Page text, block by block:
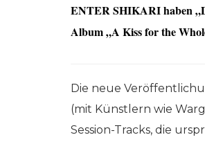
ENTER SHIKARI haben
Album „A Kiss for the
Die neue
(mit Künstlern wie
Session-Tracks, die